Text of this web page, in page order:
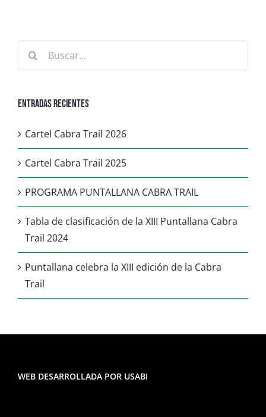
Buscar:
Entradas recientes
Cartel Cabra Trail 2026
Cartel Cabra Trail 2025
PROGRAMA PUNTALLANA CABRA TRAIL
Tabla de clasificación de la XIII Puntallana Cabra
Trail 2024
Puntallana celebra la XIII edición de la Cabra
Trail
WEB DESARROLLADA POR USABI